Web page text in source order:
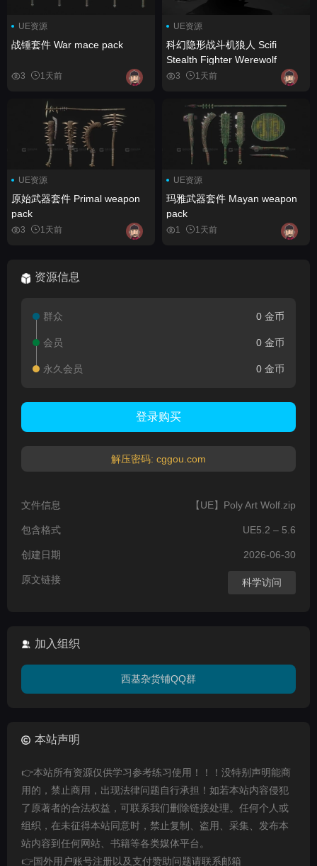
UE资源
战锤套件 War mace pack
3 1天前
UE资源
科幻隐形战斗机狼人 Scifi
Stealth Fighter Werewolf
3 1天前
UE资源
原始武器套件 Primal weapon
pack
3 1天前
UE资源
玛雅武器套件 Mayan weapon
pack
1 1天前
资源信息
群众 0 金币
会员 0 金币
永久会员 0 金币
登录购买
解压密码: cggou.com
文件信息 【UE】Poly Art Wolf.zip
包含格式 UE5.2 – 5.6
创建日期 2026-06-30
原文链接 科学访问
加入组织
西基杂货铺QQ群
本站声明
👉本站所有资源仅供学习参考练习使用！！！没特别声明能商
用的，禁止商用，出现法律问题自行承担！如若本站内容侵犯
了原著者的合法权益，可联系我们删除链接处理。任何个人或
组织，在未征得本站同意时，禁止复制、盗用、采集、发布本
站内容到任何网站、书籍等各类媒体平台。
👉国外用户账号注册以及支付赞助问题请联系邮箱